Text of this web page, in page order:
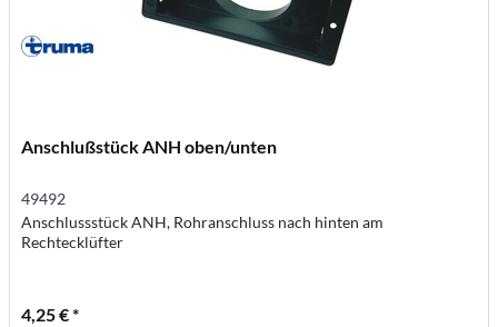
Anschlußstück ANH oben/unten
49492
Anschlussstück ANH, Rohranschluss nach hinten am
Rechtecklüfter
4,25 € *